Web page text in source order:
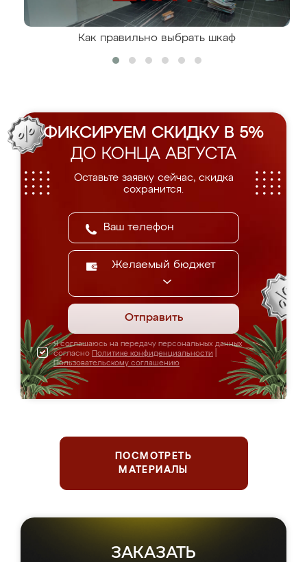
Как правильно выбрать шкаф
ФИКСИРУЕМ СКИДКУ В 5%
ДО КОНЦА АВГУСТА
Оставьте заявку сейчас, скидка
сохранится.
Желаемый бюджет
Отправить
Я соглашаюсь на передачу персональных данных
согласно Политике конфиденциальности
Пользовательскому соглашению
ПОСМОТРЕТЬ
МАТЕРИАЛЫ
ЗАКАЗАТЬ